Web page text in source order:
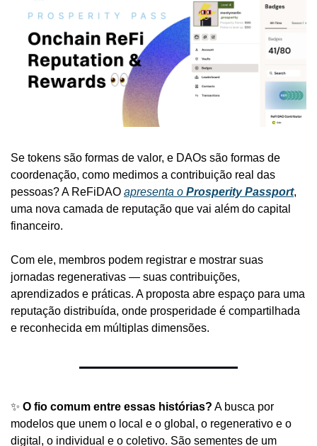
Se tokens são formas de valor, e DAOs são formas de
coordenação, como medimos a contribuição real das
pessoas? A ReFiDAO apresenta o Prosperity Passport,
uma nova camada de reputação que vai além do capital
financeiro.
Com ele, membros podem registrar e mostrar suas
jornadas regenerativas — suas contribuições,
aprendizados e práticas. A proposta abre espaço para uma
reputação distribuída, onde prosperidade é compartilhada
e reconhecida em múltiplas dimensões.
✨ O fio comum entre essas histórias? A busca por
modelos que unem o local e o global, o regenerativo e o
digital, o individual e o coletivo. São sementes de um